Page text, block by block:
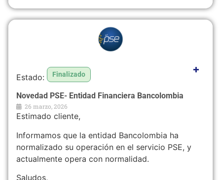
Finalizado
Novedad PSE- Entidad Financiera Bancolombia
26 marzo, 2026
Estimado cliente,
Informamos que la entidad Bancolombia ha
normalizado su operación en el servicio PSE, y
actualmente opera con normalidad.
Saludos,
+